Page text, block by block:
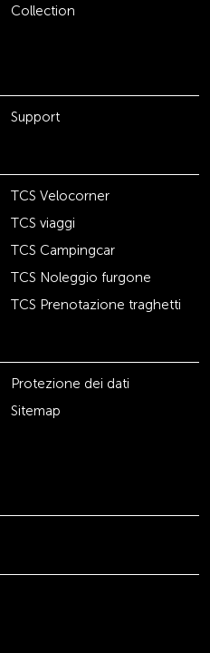
Collection
Support
TCS Velocorner
TCS viaggi
TCS Campingcar
TCS Noleggio furgone
TCS Prenotazione traghetti
Protezione dei dati
Sitemap